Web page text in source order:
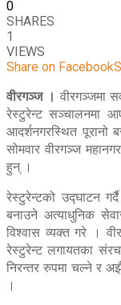
0
SHARES
1
VIEWS
Share on Facebook
वीरगञ्ज । वीरगञ्जमा
रेस्टुरेन्ट सञ्चालनमा
आदर्शनगरस्थित पूरानो
सोमवार वीरगञ्ज
हुन् ।
रेस्टुरेन्टको उद्घाटन
बनाउने अत्याधुनिक
विश्वास व्यक्त गरे ।
रेस्टुरेन्ट लगायतका
निरन्तर रुपमा चल्ने र अझै
।